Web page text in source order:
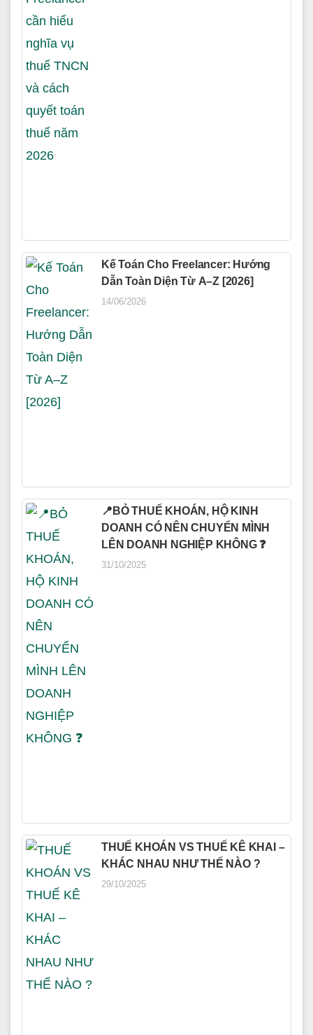
Kế Toán Cho Freelancer: Hướng
Dẫn Toàn Diện Từ A–Z [2026]
14/06/2026
📍BỎ THUẾ KHOÁN, HỘ KINH
DOANH CÓ NÊN CHUYỂN MÌNH
LÊN DOANH NGHIỆP KHÔNG ❓
31/10/2025
THUẾ KHOÁN VS THUẾ KÊ KHAI –
KHÁC NHAU NHƯ THẾ NÀO ?
29/10/2025